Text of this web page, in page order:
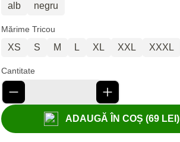
alb negru
Mărime Tricou
XS S M L XL XXL XXXL
Cantitate
ADAUGĂ ÎN COȘ (69 LEI)